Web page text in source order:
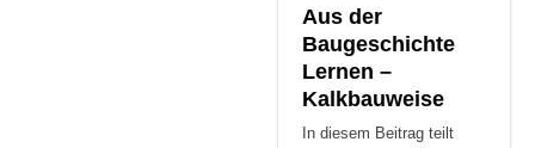
Aus der
Baugeschichte
Lernen –
Kalkbauweise
In diesem Beitrag teilt